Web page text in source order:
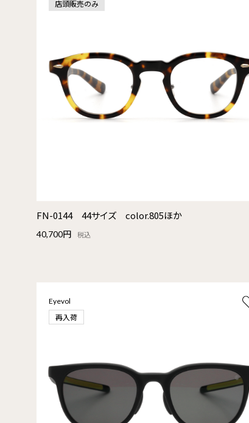
店頭販売のみ
FN-0144 44サイズ color.805ほか
40,700円 税込
Eyevol
再入荷